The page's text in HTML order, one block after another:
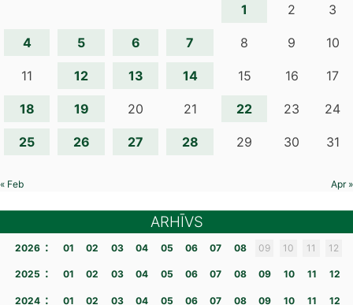
1 2 3
4 5 6 7 8 9 10
11 12 13 14 15 16 17
18 19 20 21 22 23 24
25 26 27 28 29 30 31
« Feb Apr »
ARHĪVS
2026 : 01 02 03 04 05 06 07 08 09 10 11 12
2025 : 01 02 03 04 05 06 07 08 09 10 11 12
2024 : 01 02 03 04 05 06 07 08 09 10 11 12